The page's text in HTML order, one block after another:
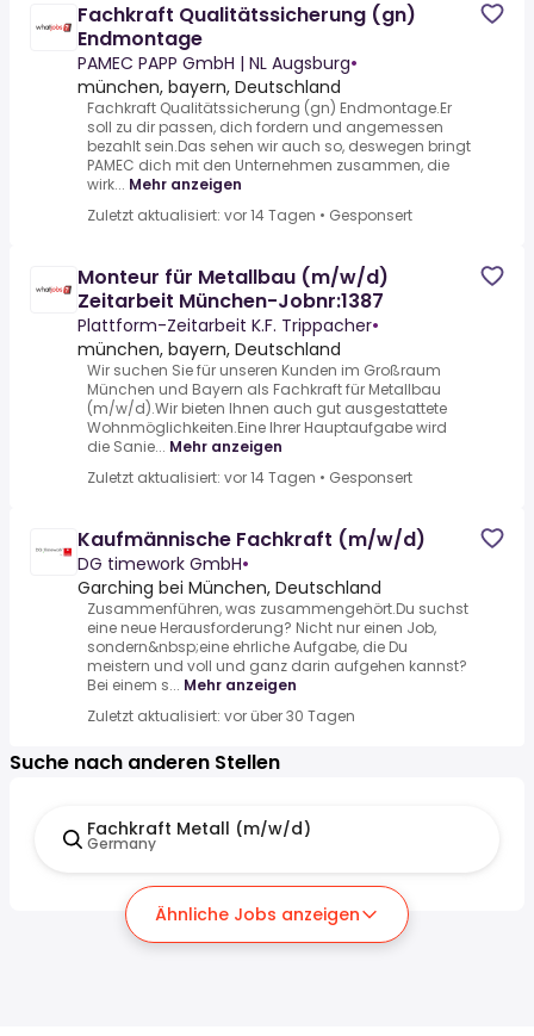
Fachkraft Qualitätssicherung (gn)
Endmontage
PAMEC PAPP GmbH | NL Augsburg•
münchen, bayern, Deutschland
Fachkraft Qualitätssicherung (gn) Endmontage.Er
soll zu dir passen, dich fordern und angemessen
bezahlt sein.Das sehen wir auch so, deswegen bringt
PAMEC dich mit den Unternehmen zusammen, die
wirk... Mehr anzeigen
Zuletzt aktualisiert: vor 14 Tagen • Gesponsert
Monteur für Metallbau (m/w/d)
Zeitarbeit München-Jobnr:1387
Plattform-Zeitarbeit K.F. Trippacher•
münchen, bayern, Deutschland
Wir suchen Sie für unseren Kunden im Großraum
München und Bayern als Fachkraft für Metallbau
(m/w/d).Wir bieten Ihnen auch gut ausgestattete
Wohnmöglichkeiten.Eine Ihrer Hauptaufgabe wird
die Sanie... Mehr anzeigen
Zuletzt aktualisiert: vor 14 Tagen • Gesponsert
Kaufmännische Fachkraft (m/w/d)
DG timework GmbH•
Garching bei München, Deutschland
Zusammenführen, was zusammengehört.Du suchst
eine neue Herausforderung? Nicht nur einen Job,
sondern&nbsp;eine ehrliche Aufgabe, die Du
meistern und voll und ganz darin aufgehen kannst?
Bei einem s... Mehr anzeigen
Zuletzt aktualisiert: vor über 30 Tagen
Ähnliche Jobs anzeigen
Suche nach anderen Stellen
Fachkraft Metall (m/w/d)
Germany